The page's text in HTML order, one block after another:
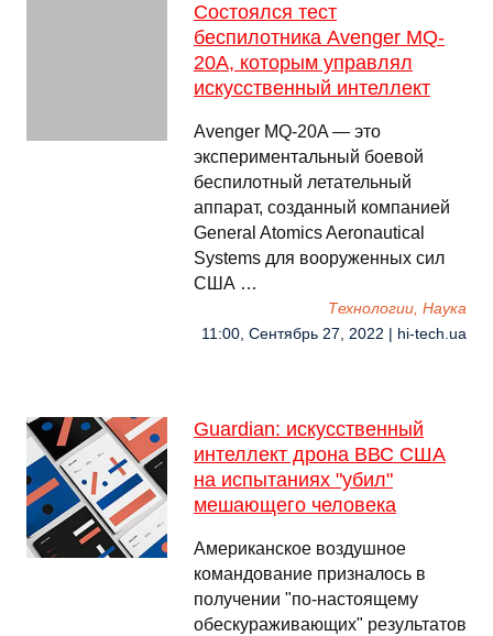
Состоялся тест
беспилотника Avenger MQ-
20A, которым управлял
искусственный интеллект
Avenger MQ-20A — это
экспериментальный боевой
беспилотный летательный
аппарат, созданный компанией
General Atomics Aeronautical
Systems для вооруженных сил
США …
Технологии, Наука
11:00, Сентябрь 27, 2022 | hi-tech.ua
Guardian: искусственный
интеллект дрона ВВС США
на испытаниях "убил"
мешающего человека
Американское воздушное
командование призналось в
получении "по-настоящему
обескураживающих" результатов